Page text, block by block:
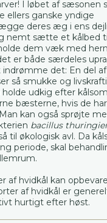
I løbet af sæsonen
ellers ganske yndige
deres æg i ens
nemt sætte et kålbed
dem væk med
er både særdeles
det: En del
så smukke og
holde udkig efter
bæsterne, hvis de
kan også sprøjte
bacillus
til økologisk avl. Da
periode, skal
af hvidkål kan
af hvidkål er
hurtigt efter høst.